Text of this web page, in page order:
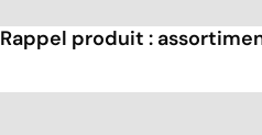
Rappel produit :